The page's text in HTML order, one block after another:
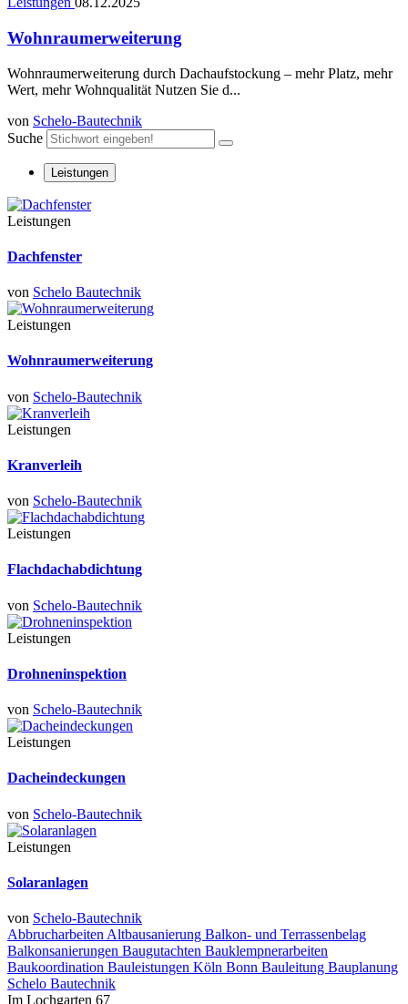
Wohnraumerweiterung
Wohnraumerweiterung durch Dachaufstockung – mehr Platz, mehr
Wert, mehr Wohnqualität Nutzen Sie d...
von Schelo-Bautechnik
Suche
Leistungen
Leistungen
Dachfenster
von Schelo Bautechnik
Leistungen
Wohnraumerweiterung
von Schelo-Bautechnik
Leistungen
Kranverleih
von Schelo-Bautechnik
Leistungen
Flachdachabdichtung
von Schelo-Bautechnik
Leistungen
Drohneninspektion
von Schelo-Bautechnik
Leistungen
Dacheindeckungen
von Schelo-Bautechnik
Leistungen
Solaranlagen
von Schelo-Bautechnik
Abbrucharbeiten Altbausanierung Balkon- und Terrassenbelag
Balkonsanierungen Baugutachten Bauklempnerarbeiten
Baukoordination Bauleistungen Köln Bonn Bauleitung Bauplanung
Schelo Bautechnik
Im Lochgarten 67